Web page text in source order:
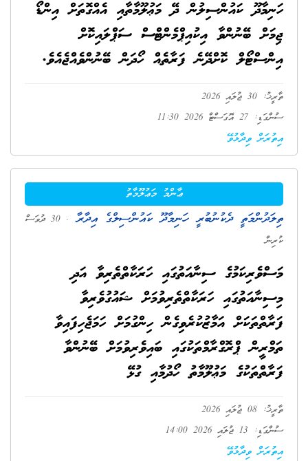
ހަނިމާދޫ ކައުންސިލުން ދޭ މަޢުލޫމާތާއި އެއްގޮތަށް އިންޑޯ
ޖިމަށް ބޭނުންވާ އިކުއިޕްމެންޓްސް ސަޕްލައިކޮށް
އިންސްޓޯލް ކޮށްދޭނެ ފަރާތެއް ހޯދަން ބޭނުންވެއްޖެއެވެ.
ތާރީޚު: 30 ޖުލައި 2026
ސުންގަޑި: 27 އޮގަސްޓް 2026 11:30
އިތުރަށް ވިދާޅުވޭ
ޢާންމު މަޢުލޫމާތު
ތިލަދުންމަތީ ދެކުނުބުރީ ހަނިމާދޫ ކައުންސިލްގެ އިދާރާ
. 30 ދުވަސް
ކުރިން
މަސްވެރިކަމުގެ ސިނާއަތުގައި ހަރަކާތްތެރިވާ އަދި
މިސިނާއަތުގައި ހަރަކާތްތެރިވުމަށް ޝައުގުވެރިވާ
ފަރާތްތަކަށް އަމާޒުކުރެވިގެން ހިންގުމަށް ހަމަޖެހިފައިވާ
ތަމްރީން ޕްރޮގްރާމްތަކުގައި ބައިވެރިވުމަށް ބޭނުންވާ
ފަރާތްތަކުގެ މަޢުލޫމާތު ހޯދުމާއި ގުޅޭ
ތާރީޚު: 08 ޖުލައި 2026
ސުންގަޑި: 13 ޖުލައި 2026 14:00
އިތުރަށް ވިދާޅުވޭ